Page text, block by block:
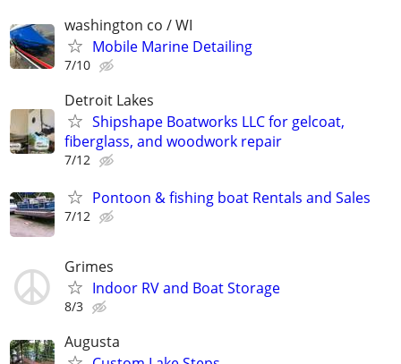
washington co / WI
Mobile Marine Detailing
7/10
Detroit Lakes
Shipshape Boatworks LLC for gelcoat,
fiberglass, and woodwork repair
7/12
Pontoon & fishing boat Rentals and Sales
7/12
Grimes
Indoor RV and Boat Storage
8/3
Augusta